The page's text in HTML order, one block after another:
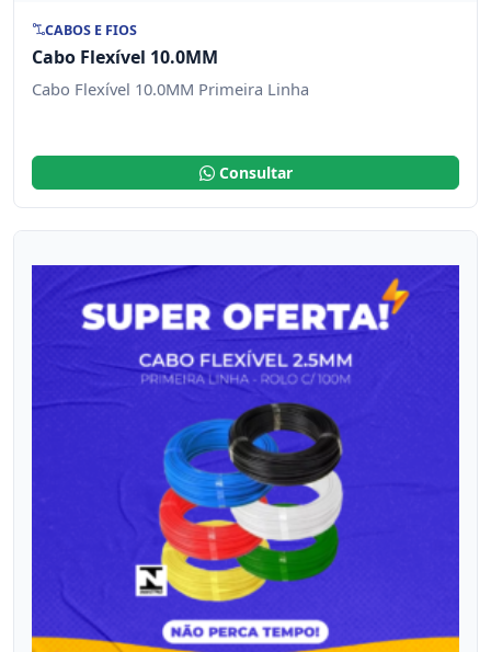
CABOS E FIOS
Cabo Flexível 10.0MM
Cabo Flexível 10.0MM Primeira Linha
Consultar